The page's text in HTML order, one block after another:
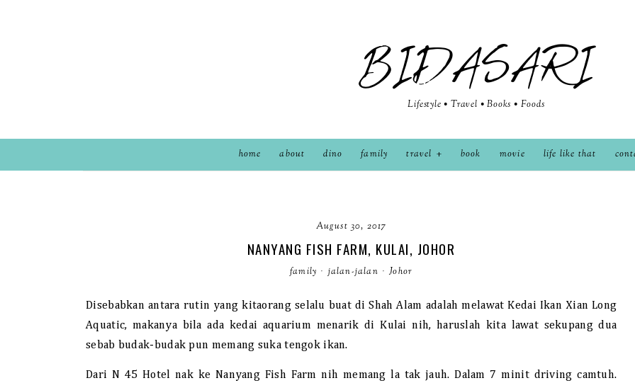
BIDASARI
Lifestyle • Travel • Books • Foods
home about dino family travel book movie life like that
August 30, 2017
NANYANG FISH FARM, KULAI, JOHOR
family · jalan-jalan · Johor
Disebabkan antara rutin yang kitaorang selalu buat di Shah Alam adalah melawat Kedai Ikan Xian Long
Aquatic, makanya bila ada kedai aquarium menarik di Kulai nih, haruslah kita lawat sekupang dua
sebab budak-budak pun memang suka tengok ikan.
Dari N 45 Hotel nak ke Nanyang Fish Farm nih memang la tak jauh. Dalam 7 minit driving camtuh.